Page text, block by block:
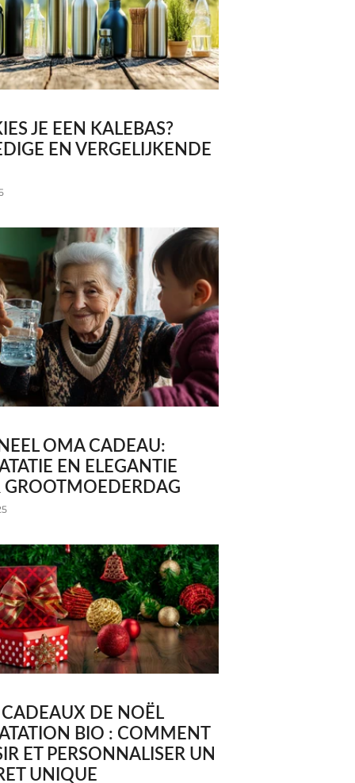
JE EEN KALEBAS?
EN VERGELIJKENDE
OMA CADEAU:
EN ELEGANTIE
DE NOËL
BIO : COMMENT
ET PERSONNALISER UN
UNIQUE